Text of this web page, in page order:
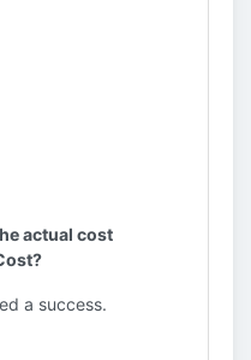
actual cost
a success.